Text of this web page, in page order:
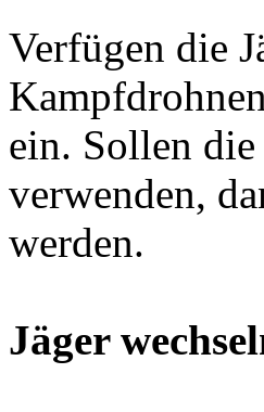
Verfügen die
ein. Sollen
verwenden,
werden.
Jäger